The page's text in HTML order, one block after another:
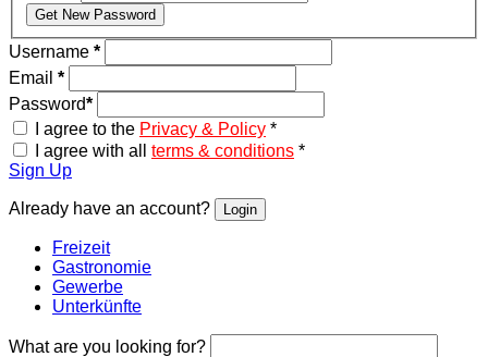
Get New Password
Username *
Email *
Password*
I agree to the Privacy & Policy *
I agree with all terms & conditions *
Sign Up
Already have an account? Login
Freizeit
Gastronomie
Gewerbe
Unterkünfte
What are you looking for?